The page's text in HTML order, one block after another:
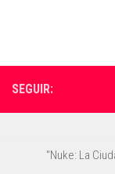
SEGUIR:
"Nuke: La